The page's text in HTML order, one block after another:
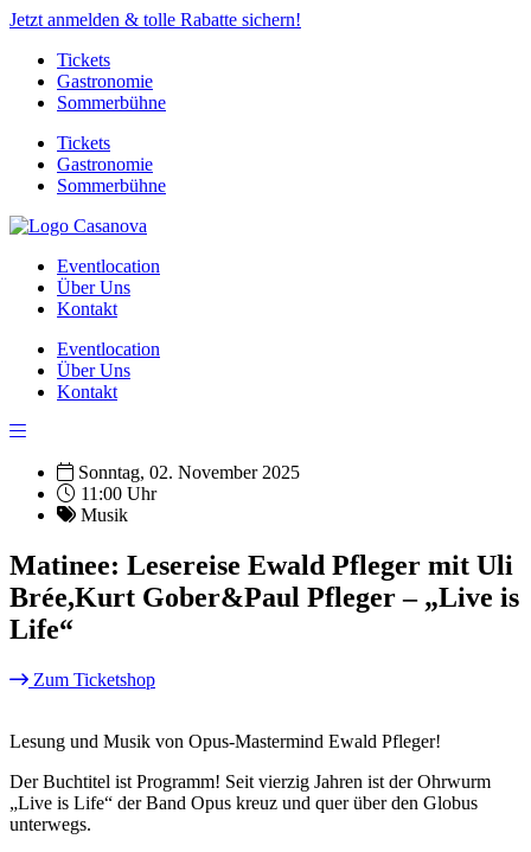
Jetzt anmelden & tolle Rabatte sichern!
Tickets
Gastronomie
Sommerbühne
Tickets
Gastronomie
Sommerbühne
Eventlocation
Über Uns
Kontakt
Eventlocation
Über Uns
Kontakt
Sonntag, 02. November 2025
11:00 Uhr
Musik
Matinee: Lesereise Ewald Pfleger mit Uli
Brée,Kurt Gober&Paul Pfleger – „Live is
Life“
Zum Ticketshop
Lesung und Musik von Opus-Mastermind Ewald Pfleger!
Der Buchtitel ist Programm! Seit vierzig Jahren ist der Ohrwurm
„Live is Life“ der Band Opus kreuz und quer über den Globus
unterwegs.